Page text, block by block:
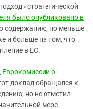
«стратегической
было опубликовано в
содержанию, но меньше
и больше на том, что
в ЕС.
Еврокомиссии о
доклад обращался к
но не отметил
мере